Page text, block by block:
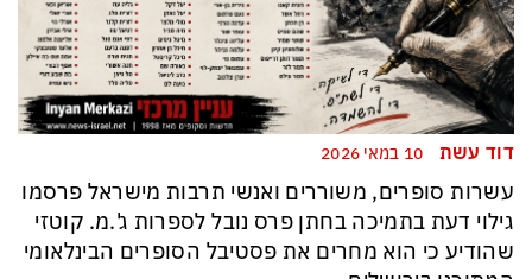
דוד עשת
עשרות סופרים, משוררים ואנשי תרבות מישראל פרסמו
גילוי דעת בתמיכה בחתן פרס נובל לספרות ג'.מ. קוטזי
שהודיע כי הוא מחרים את פסטיבל הסופרים הבינלאומי